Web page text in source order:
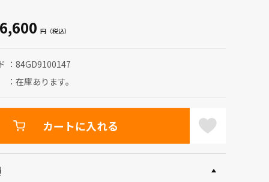
6,600
84GD9100147
在庫あります。
カートに入れる